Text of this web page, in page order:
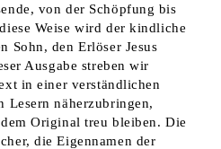
von der Schöpfung bis
Weise wird der kindliche
Sohn, den Erlöser Jesus
Ausgabe streben wir
in einer verständlichen
Lesern näherzubringen,
Original treu bleiben. Die
die Eigennamen der